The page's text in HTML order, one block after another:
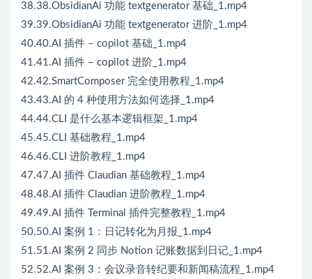
38.38.ObsidianAi 功能 textgenerator 基础_1.mp4
39.39.ObsidianAi 功能 textgenerator 进阶_1.mp4
40.40.AI 插件 – copilot 基础_1.mp4
41.41.AI 插件 – copilot 进阶_1.mp4
42.42.SmartComposer 完全使用教程_1.mp4
43.43.AI 的 4 种使用方法如何选择_1.mp4
44.44.CLI 是什么基本逻辑框架_1.mp4
45.45.CLI 基础教程_1.mp4
46.46.CLI 进阶教程_1.mp4
47.47.AI 插件 Claudian 基础教程_1.mp4
48.48.AI 插件 Claudian 进阶教程_1.mp4
49.49.AI 插件 Terminal 插件完整教程_1.mp4
50.50.AI 案例 1：日记转化为月报_1.mp4
51.51.AI 案例 2 同步 Notion 记账数据到日记_1.mp4
52.52.AI 案例 3：会议录音转纪要和新闻稿流程_1.mp4